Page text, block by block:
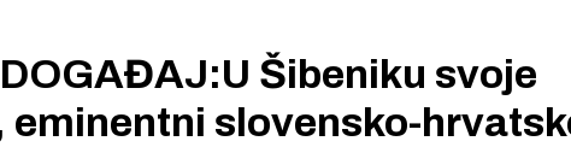
Šibeniku svoje
slovensko-